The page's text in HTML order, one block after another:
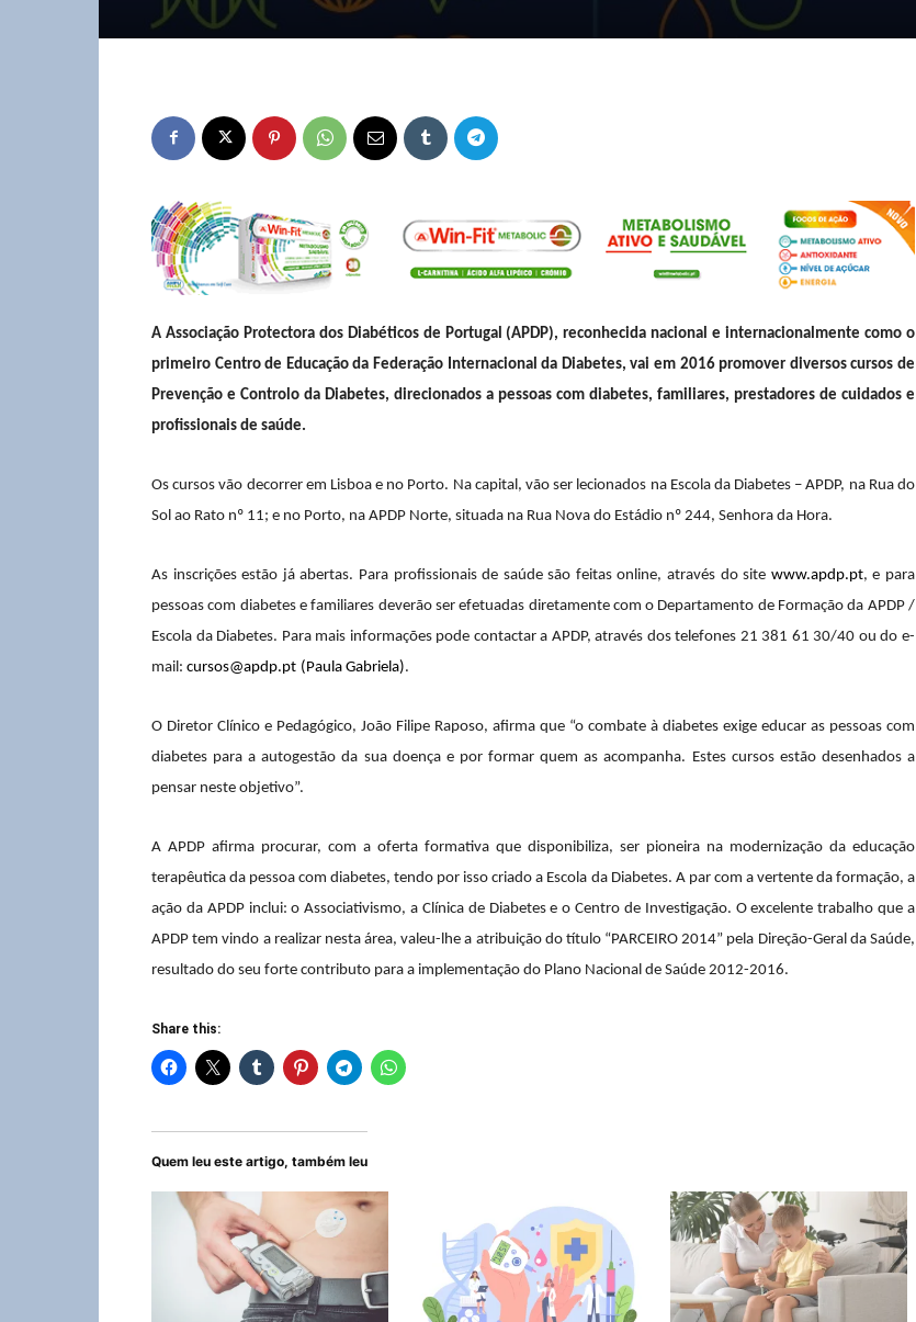
A Associação Protectora dos Diabéticos de Portugal (APDP), reconhecida nacional e internacionalmente como o
primeiro Centro de Educação da Federação Internacional da Diabetes, vai em 2016 promover diversos cursos de
Prevenção e Controlo da Diabetes, direcionados a pessoas com diabetes, familiares, prestadores de cuidados e
profissionais de saúde.
Os cursos vão decorrer em Lisboa e no Porto. Na capital, vão ser lecionados na Escola da Diabetes – APDP, na Rua do
Sol ao Rato nº 11; e no Porto, na APDP Norte, situada na Rua Nova do Estádio nº 244, Senhora da Hora.
As inscrições estão já abertas. Para profissionais de saúde são feitas online, através do site www.apdp.pt, e para
pessoas com diabetes e familiares deverão ser efetuadas diretamente com o Departamento de Formação da APDP /
Escola da Diabetes. Para mais informações pode contactar a APDP, através dos telefones 21 381 61 30/40 ou do e-
mail: cursos@apdp.pt (Paula Gabriela).
O Diretor Clínico e Pedagógico, João Filipe Raposo, afirma que “o combate à diabetes exige educar as pessoas com
diabetes para a autogestão da sua doença e por formar quem as acompanha. Estes cursos estão desenhados a
pensar neste objetivo”.
A APDP afirma procurar, com a oferta formativa que disponibiliza, ser pioneira na modernização da educação
terapêutica da pessoa com diabetes, tendo por isso criado a Escola da Diabetes. A par com a vertente da formação, a
ação da APDP inclui: o Associativismo, a Clínica de Diabetes e o Centro de Investigação. O excelente trabalho que a
APDP tem vindo a realizar nesta área, valeu-lhe a atribuição do título “PARCEIRO 2014” pela Direção-Geral da Saúde,
resultado do seu forte contributo para a implementação do Plano Nacional de Saúde 2012-2016.
Share this:
Quem leu este artigo, também leu